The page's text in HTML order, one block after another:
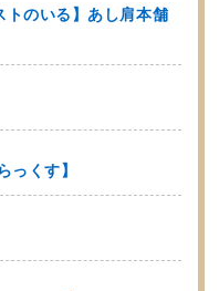
トのいる】あし肩本舗
っくす】